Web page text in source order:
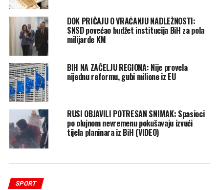
DOK PRIČAJU O VRAĆANJU NADLEŽNOSTI:
SNSD povećao budžet institucija BiH za pola
milijarde KM
BIH NA ZAČELJU REGIONA: Nije provela
nijednu reformu, gubi milione iz EU
RUSI OBJAVILI POTRESAN SNIMAK: Spasioci
po olujnom nevremenu pokušavaju izvući
tijela planinara iz BiH (VIDEO)
SPORT